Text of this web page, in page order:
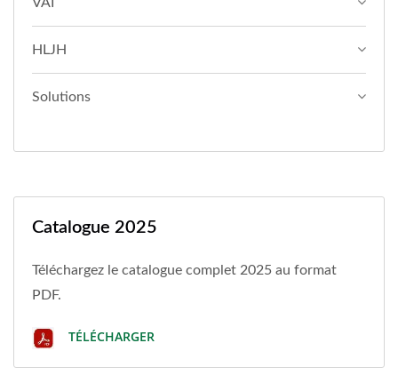
HLJH
Solutions
Catalogue 2025
Téléchargez le catalogue complet 2025 au format
PDF.
TÉLÉCHARGER